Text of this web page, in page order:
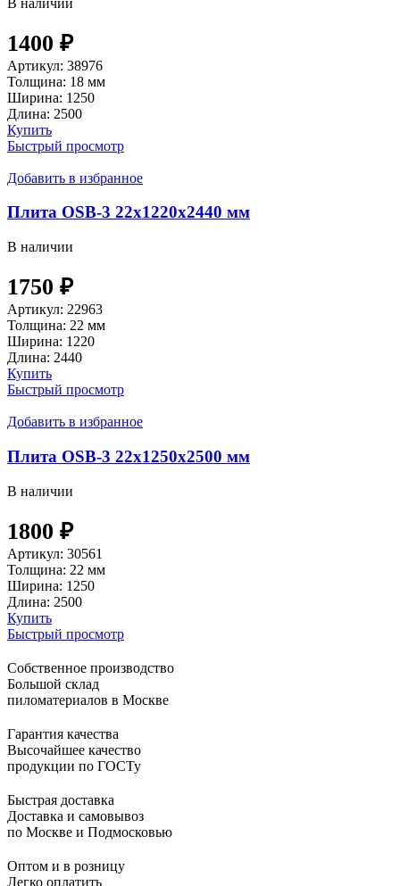
1400 ₽
Артикул: 38976
Толщина: 18 мм
Ширина: 1250
Длина: 2500
Купить
Быстрый просмотр
Добавить в избранное
Плита OSB-3 22х1220х2440 мм
В наличии
1750 ₽
Артикул: 22963
Толщина: 22 мм
Ширина: 1220
Длина: 2440
Купить
Быстрый просмотр
Добавить в избранное
Плита OSB-3 22х1250х2500 мм
В наличии
1800 ₽
Артикул: 30561
Толщина: 22 мм
Ширина: 1250
Длина: 2500
Купить
Быстрый просмотр
Собственное производство
Большой склад
пиломатериалов в Москве
Гарантия качества
Высочайшее качество
продукции по ГОСТу
Быстрая доставка
Доставка и самовывоз
по Москве и Подмосковью
Оптом и в розницу
Легко оплатить